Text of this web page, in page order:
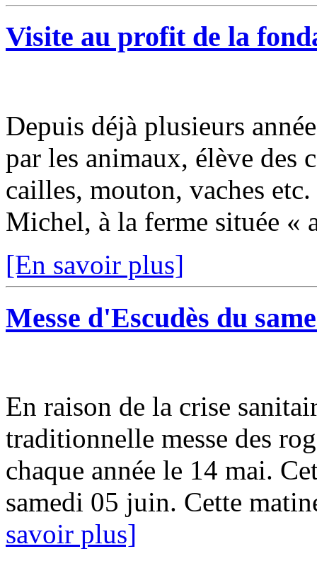
Visite au profit de la
Depuis déjà plusieurs
par les animaux, élève des
cailles, mouton, vaches
Michel, à la ferme située «
[En savoir plus]
Messe d'Escudès du
En raison de la crise
traditionnelle messe des
chaque année le 14 mai.
samedi 05 juin. Cette
savoir plus]